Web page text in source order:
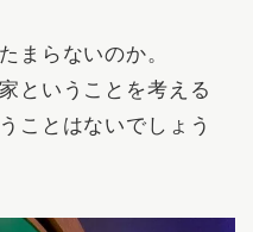
まらないのか。
ということを考える
ことはないでしょう